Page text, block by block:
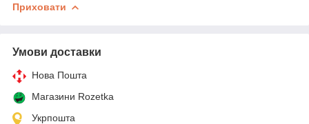
Приховати
Умови доставки
Нова Пошта
Магазини Rozetka
Укрпошта